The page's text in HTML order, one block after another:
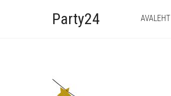
Party24 AVALEHT